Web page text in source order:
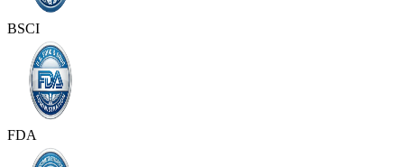
BSCI
FDA